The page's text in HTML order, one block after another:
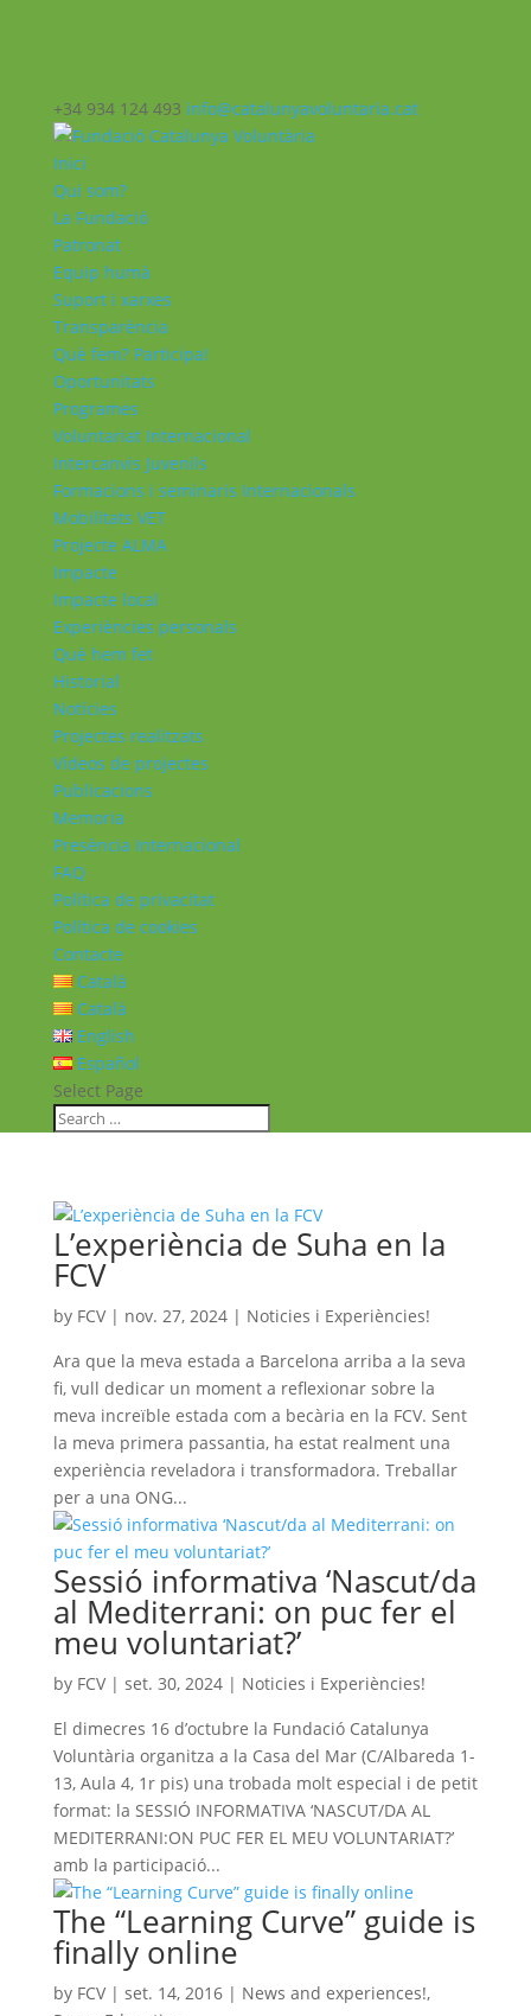
+34 934 124 493 info@catalunyavoluntaria.cat
Inici
Qui som?
La Fundació
Patronat
Equip humà
Suport i xarxes
Transparència
Què fem? Participa!
Oportunitats
Programes
Voluntariat Internacional
Intercanvis Juvenils
Formacions i seminaris Internacionals
Mobilitats VET
Projecte ALMA
Impacte
Impacte local
Experiències personals
Què hem fet
Historial
Notícies
Projectes realitzats
Vídeos de projectes
Publicacions
Memoria
Presència Internacional
FAQ
Política de privacitat
Política de cookies
Contacte
Català
Català
English
Español
Select Page
L’experiència de Suha en la
FCV
by FCV| nov. 27, 2024| Noticies i Experiències!
Ara que la meva estada a Barcelona arriba a la seva
fi, vull dedicar un moment a reflexionar sobre la
meva increïble estada com a becària en la FCV. Sent
la meva primera passantia, ha estat realment una
experiència reveladora i transformadora. Treballar
per a una ONG...
Sessió informativa ‘Nascut/da
al Mediterrani: on puc fer el
meu voluntariat?’
by FCV| set. 30, 2024| Noticies i Experiències!
El dimecres 16 d’octubre la Fundació Catalunya
Voluntària organitza a la Casa del Mar (C/Albareda 1-
13, Aula 4, 1r pis) una trobada molt especial i de petit
format: la SESSIÓ INFORMATIVA ‘NASCUT/DA AL
MEDITERRANI:ON PUC FER EL MEU VOLUNTARIAT?’
amb la participació...
The “Learning Curve” guide is
finally online
by FCV| set. 14, 2016| News and experiences!,